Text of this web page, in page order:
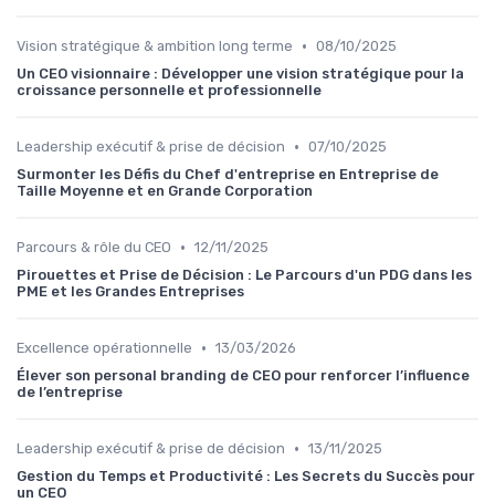
Vision stratégique & ambition long terme • 08/10/2025
Un CEO visionnaire : Développer une vision stratégique pour la
croissance personnelle et professionnelle
Leadership exécutif & prise de décision • 07/10/2025
Surmonter les Défis du Chef d'entreprise en Entreprise de
Taille Moyenne et en Grande Corporation
Parcours & rôle du CEO • 12/11/2025
Pirouettes et Prise de Décision : Le Parcours d'un PDG dans les
PME et les Grandes Entreprises
Excellence opérationnelle • 13/03/2026
Élever son personal branding de CEO pour renforcer l’influence
de l’entreprise
Leadership exécutif & prise de décision • 13/11/2025
Gestion du Temps et Productivité : Les Secrets du Succès pour
un CEO